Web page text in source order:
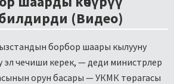
(Видео)
борбор шаары кылууну
эл чечиши керек, — деди министрлер
орун басары — УКМК төрагасы